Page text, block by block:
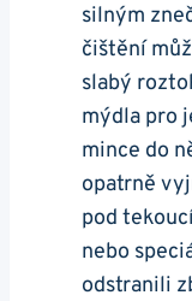
silným
čištění
slabý
mýdla pro
mince do
opatrně
⁣pod‍
nebo
odstranili